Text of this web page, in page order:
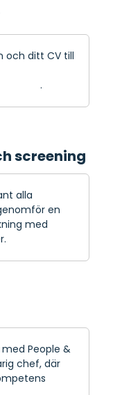
och ditt CV till
.
screening
alla
en
med
People &
chef, där